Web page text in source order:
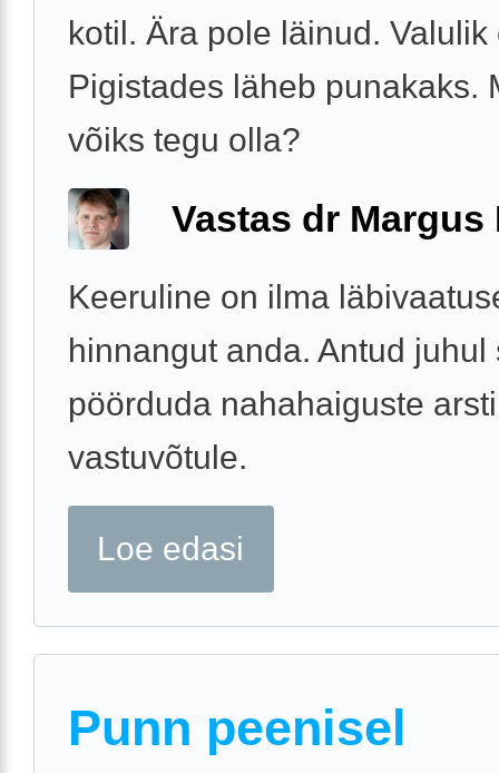
kotil. Ära pole läinud. Valulik
Pigistades läheb punakaks.
võiks tegu olla?
Vastas dr Margus
Keeruline on ilma
hinnangut anda. Antud juhul
pöörduda nahahaiguste arsti
vastuvõtule.
Loe edasi
Punn peenisel